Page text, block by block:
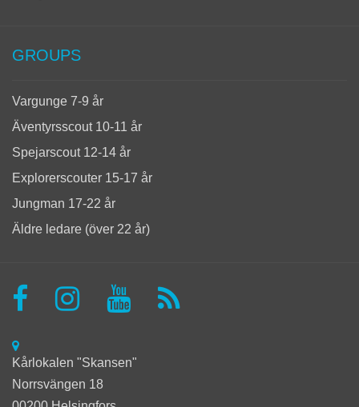
GROUPS
Vargunge 7-9 år
Äventyrsscout 10-11 år
Spejarscout 12-14 år
Explorerscouter 15-17 år
Jungman 17-22 år
Äldre ledare (över 22 år)
Kårlokalen "Skansen"
Norrsvängen 18